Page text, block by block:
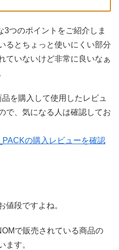
つのポイントをご紹介しま
るとちょっと使いにくい部分
ていないけど非常に良いなぁ
を購入して使用したレビュ
で、気になる人は確認してお
の購入レビューを確認
値段ですよね。
で販売されている商品の
ます。